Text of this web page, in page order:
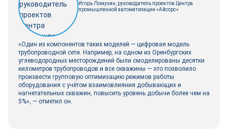
Игорь Ломухин, руководитель проектов Центра
промышленной автоматизации «Айсорс»
«Один из компонентов таких моделей — цифровая модель
трубопроводной сети. Например, на одном из Оренбургских
углеводородных месторождений были смоделированы десятки
километров трубопроводов и все скважины — это позволило
произвести групповую оптимизацию режимов работы
оборудования с учётом взаимовлияния добывающих и
нагнетательных скважин, повысить уровень добычи более чем на
5%», — отметил он.